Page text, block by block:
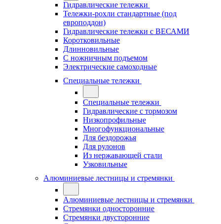
Гидравлические тележки
Тележки-рохли стандартные (под
европоддон)
Гидравлические тележки с ВЕСАМИ
Коротковильные
Длинновильные
С ножничным подъемом
Электрические самоходные
Специальные тележки
Специальные тележки
Гидравлические с тормозом
Низкопрофильные
Многофункциональные
Для бездорожья
Для рулонов
Из нержавающей стали
Узковильные
Алюминиевые лестницы и стремянки
Алюминиевые лестницы и стремянки
Стремянки односторонние
Стремянки двусторонние